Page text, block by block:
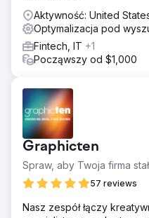
Aktywność: United
Optymalizacja pod
Fintech, IT +1
Począwszy od $1,000
Graphicten
Spraw, aby Twoja firma
57 reviews
Nasz zespół łączy